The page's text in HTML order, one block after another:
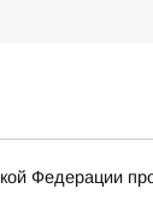
Федерации